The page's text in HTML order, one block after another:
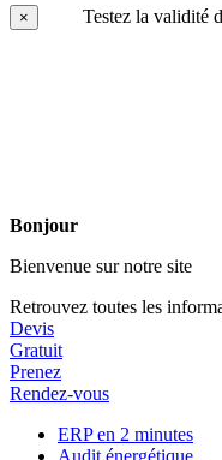
× Testez la validité
Bonjour
Bienvenue sur notre site
Retrouvez toutes les
Devis
Gratuit
Prenez
Rendez-vous
ERP en 2 minutes
Audit énergétique